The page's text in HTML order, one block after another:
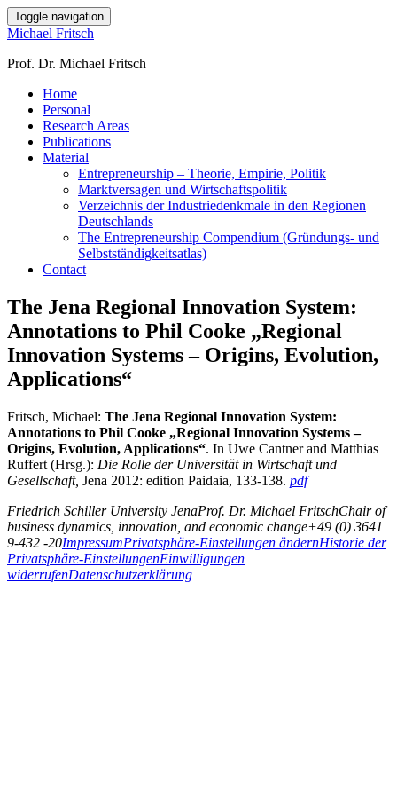
Toggle navigation
Michael Fritsch
Prof. Dr. Michael Fritsch
Home
Personal
Research Areas
Publications
Material
Entrepreneurship – Theorie, Empirie, Politik
Marktversagen und Wirtschaftspolitik
Verzeichnis der Industriedenkmale in den Regionen
Deutschlands
The Entrepreneurship Compendium (Gründungs- und
Selbstständigkeitsatlas)
Contact
The Jena Regional Innovation System:
Annotations to Phil Cooke „Regional
Innovation Systems – Origins, Evolution,
Applications“
Fritsch, Michael: The Jena Regional Innovation System:
Annotations to Phil Cooke „Regional Innovation Systems –
Origins, Evolution, Applications“. In Uwe Cantner and Matthias
Ruffert (Hrsg.): Die Rolle der Universität in Wirtschaft und
Gesellschaft, Jena 2012: edition Paidaia, 133-138. pdf
Friedrich Schiller University JenaProf. Dr. Michael FritschChair of
business dynamics, innovation, and economic change+49 (0) 3641
9-432 -20ImpressumPrivatsphäre-Einstellungen ändernHistorie der
Privatsphäre-EinstellungenEinwilligungen
widerrufenDatenschutzerklärung